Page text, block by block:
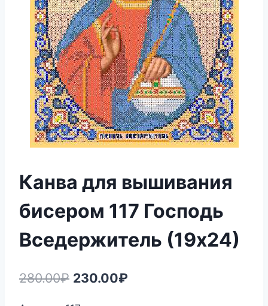
Канва для вышивания
бисером 117 Господь
Вседержитель (19х24)
280.00₽ Первоначальная
230.00₽